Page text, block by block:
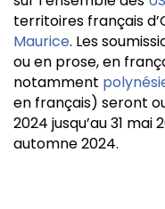
territoires français
Maurice. Les
ou en prose, en
notamment
en français) seront
2024 jusqu’au 31
automne 2024.